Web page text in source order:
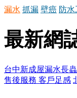
漏水 抓漏 壁癌 防水
最新網
台中新成屋漏水長
售後服務 客戶足感